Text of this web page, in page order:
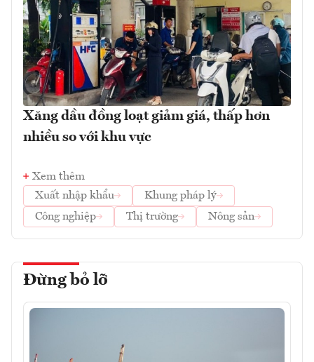
Xăng dầu đồng loạt giảm giá, thấp hơn
nhiều so với khu vực
Xem thêm
Xuất nhập khẩu
Khung pháp lý
Công nghiệp
Thị trường Nông sản
Đừng bỏ lỡ